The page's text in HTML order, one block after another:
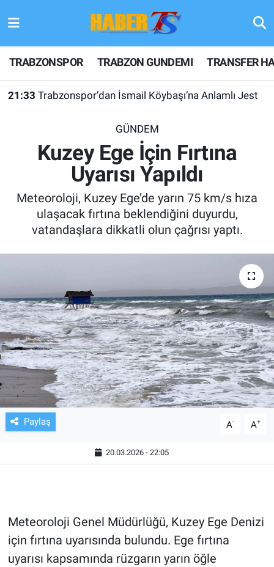
TRABZONSPOR TRABZON GUNDEMI TRANSFER
21:33 Trabzonspor’dan İsmail Köybaşı’na Anlamlı Jest
GÜNDEM
Kuzey Ege İçin Fırtına
Uyarısı Yapıldı
Meteoroloji, Kuzey Ege’de yarın 75 km/s hıza
ulaşacak fırtına beklendiğini duyurdu,
vatandaşlara dikkatli olun çağrısı yaptı.
Paylaş A- A+
20.03.2026 - 22:05
Meteoroloji Genel Müdürlüğü, Kuzey Ege Denizi
için fırtına uyarısında bulundu. Ege fırtına
uyarısı kapsamında rüzgarın yarın öğle
TRABZONSPOR
TRABZON GUNDEMI
TRANSFER HABERLERI
KULİS MEYDANI
1461 TRABZON
FUTBOL
TV VE SİNEMA
BASKETBOL
SAĞLIK
GENEL
KÜLTÜR SANAT
EĞİTİM
ÇEVRE
Hava Durumu
Trafik Durumu
Son Dakika Haberleri
Haber Arşivi